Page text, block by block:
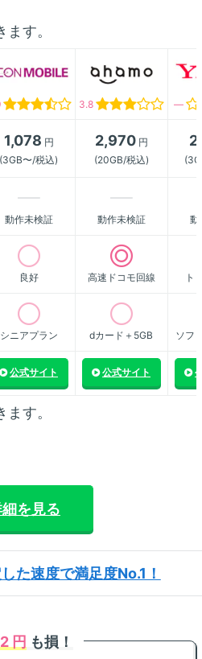
す。
3.8 ―
1,078 円
(3GB〜/税込)
2,970円
(20GB/税込)
動作未検証 動作未検証 動
良好 高速ドコモ回線 ト
シニアプラン dカード＋5GB ソフ
公式サイト 公式サイト
す。
を見る
た速度で満足度No.1！
円 も損！